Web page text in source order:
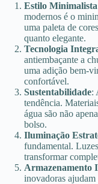
Estilo Minimalista
modernos é o
uma paleta de
quanto elegante.
Tecnologia
antiembaçante a
uma adição bem-
confortável.
Sustentabilidade:
tendência.
água são não
bolso.
Iluminação
fundamental.
transformar
Armazenamento
inovadoras ajudam